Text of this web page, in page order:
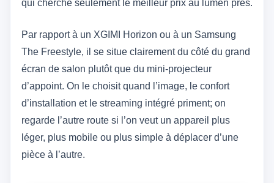
qui cherche seulement le meilleur prix au lumen près.
Par rapport à un XGIMI Horizon ou à un Samsung
The Freestyle, il se situe clairement du côté du grand
écran de salon plutôt que du mini-projecteur
d’appoint. On le choisit quand l’image, le confort
d’installation et le streaming intégré priment; on
regarde l’autre route si l’on veut un appareil plus
léger, plus mobile ou plus simple à déplacer d’une
pièce à l’autre.